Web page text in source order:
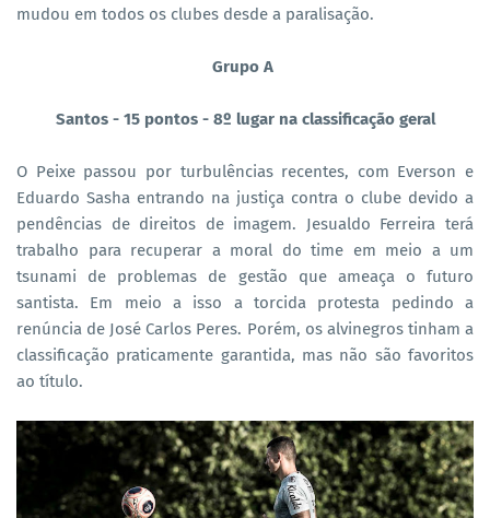
mudou em todos os clubes desde a paralisação.
Grupo A
Santos - 15 pontos - 8º lugar na classificação geral
O Peixe passou por turbulências recentes, com Everson e
Eduardo Sasha entrando na justiça contra o clube devido a
pendências de direitos de imagem. Jesualdo Ferreira terá
trabalho para recuperar a moral do time em meio a um
tsunami de problemas de gestão que ameaça o futuro
santista. Em meio a isso a torcida protesta pedindo a
renúncia de José Carlos Peres. Porém, os alvinegros tinham a
classificação praticamente garantida, mas não são favoritos
ao título.